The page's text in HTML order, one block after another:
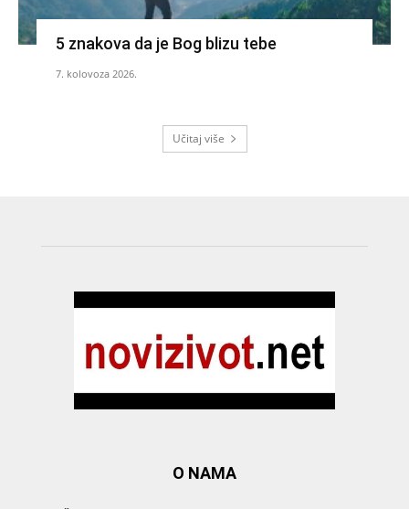
5 znakova da je Bog blizu tebe
7. kolovoza 2026.
Učitaj više
O NAMA